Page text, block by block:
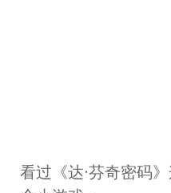
看过《达·芬奇密码